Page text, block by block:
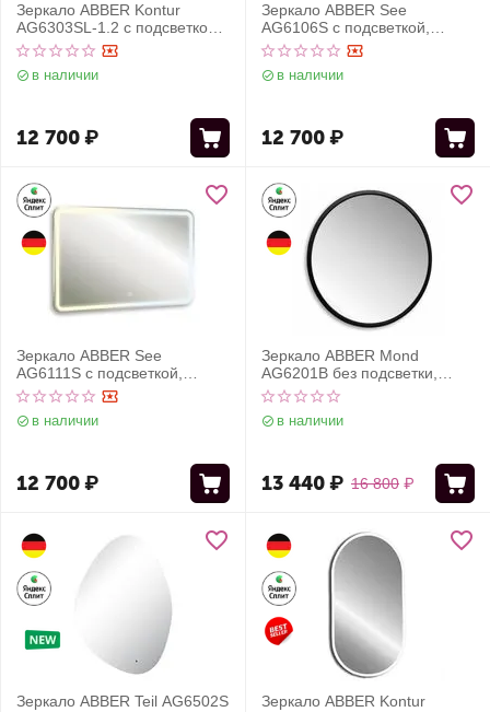
Зеркало ABBER Kontur
AG6303SL-1.2 с подсветкой,
сенсорный выключатель,
диммер
в наличии
12 700₽
Зеркало ABBER See
AG6106S с подсветкой,
сенсорный выключатель,
диммер
в наличии
12 700₽
Зеркало ABBER See
AG6111S с подсветкой,
сенсорный выключатель,
диммер
в наличии
12 700₽
Зеркало ABBER Mond
AG6201B без подсветки,
металлическая рама, черный
в наличии
16 800 ₽
13 440₽
Зеркало ABBER Teil AG6502S
Зеркало ABBER Kontur